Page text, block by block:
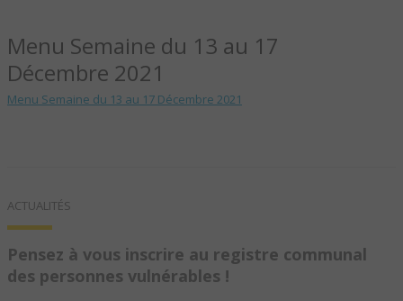
TOULON-SUR-
ALLIER – SITE
OFFICIEL DE LA
Menu Semaine du 13 au 17
Décembre 2021
Menu Semaine du 13 au 17 Décembre 2021
ACTUALITÉS
Pensez à vous inscrire au registre communal
des personnes vulnérables !